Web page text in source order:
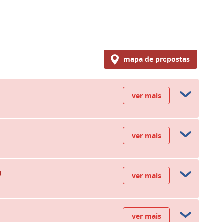
mapa de propostas
ver mais
ver mais
ver mais
ver mais